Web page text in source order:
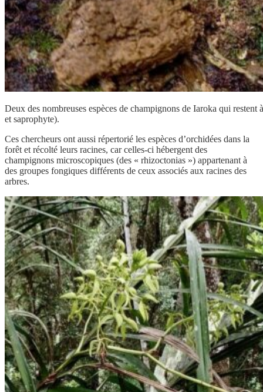
Deux des nombreuses espèces de champignons de Iaroka qui
et saprophyte).
Ces chercheurs ont aussi répertorié les espèces d’orchidées dans la
forêt et récolté leurs racines, car celles-ci hébergent des
champignons microscopiques (des « rhizoctonias ») appartenant à
des groupes fongiques différents de ceux associés aux racines des
arbres.